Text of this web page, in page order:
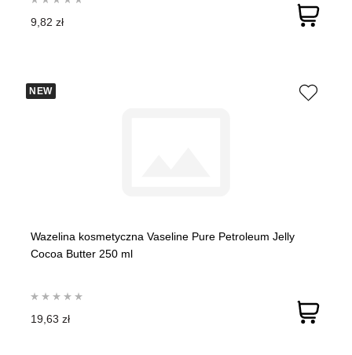
9,82 zł
NEW
Wazelina kosmetyczna Vaseline Pure Petroleum Jelly
Cocoa Butter 250 ml
19,63 zł